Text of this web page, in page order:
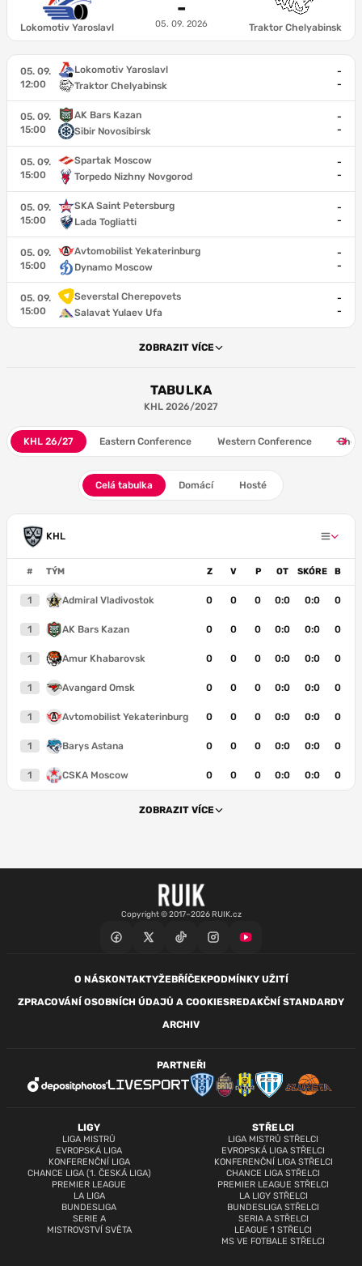
Lokomotiv Yaroslavl
-
05. 09. 2026 Traktor Chelyabinsk
05. 09.
12:00
Lokomotiv Yaroslavl
Traktor Chelyabinsk
-
-
05. 09.
15:00
AK Bars Kazan
Sibir Novosibirsk
-
-
05. 09.
15:00
Spartak Moscow
Torpedo Nizhny Novgorod
-
-
05. 09.
15:00
SKA Saint Petersburg
Lada Togliatti
-
-
05. 09.
15:00
Avtomobilist Yekaterinburg
Dynamo Moscow
-
-
05. 09.
15:00
Severstal Cherepovets
Salavat Yulaev Ufa
-
-
ZOBRAZIT VÍCE
TABULKA
KHL 2026/2027
KHL 26/27 Eastern Conference Western Conference
Celá tabulka Domácí Hosté
KHL
# TÝM Z V P OT SKÓRE B
1 Admiral Vladivostok 0 0 0 0:0 0:0 0
1 AK Bars Kazan 0 0 0 0:0 0:0 0
1 Amur Khabarovsk 0 0 0 0:0 0:0 0
1 Avangard Omsk 0 0 0 0:0 0:0 0
1 Avtomobilist Yekaterinburg 0 0 0 0:0 0:0 0
1 Barys Astana 0 0 0 0:0 0:0 0
1 CSKA Moscow 0 0 0 0:0 0:0 0
ZOBRAZIT VÍCE
Copyright © 2017–2026 RUIK.cz
O NÁSKONTAKTYŽEBŘÍČEKPODMÍNKY UŽITÍ
ZPRACOVÁNÍ OSOBNÍCH ÚDAJŮ A COOKIESREDAKČNÍ STANDARDY
ARCHIV
LIGY
LIGA MISTRŮ
EVROPSKÁ LIGA
KONFERENČNÍ LIGA
CHANCE LIGA (1. ČESKÁ LIGA)
PREMIER LEAGUE
LA LIGA
BUNDESLIGA
SERIE A
MISTROVSTVÍ SVĚTA
STŘELCI
LIGA MISTRŮ STŘELCI
EVROPSKÁ LIGA STŘELCI
KONFERENČNÍ LIGA STŘELCI
CHANCE LIGA STŘELCI
PREMIER LEAGUE STŘELCI
LA LIGY STŘELCI
BUNDESLIGA STŘELCI
SERIA A STŘELCI
LEAGUE 1 STŘELCI
MS VE FOTBALE STŘELCI
PARTNEŘI